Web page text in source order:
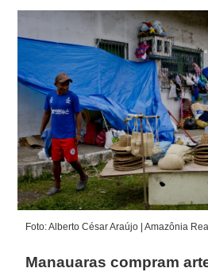
Foto: Alberto César Araújo | Amazônia Real
Manauaras compram